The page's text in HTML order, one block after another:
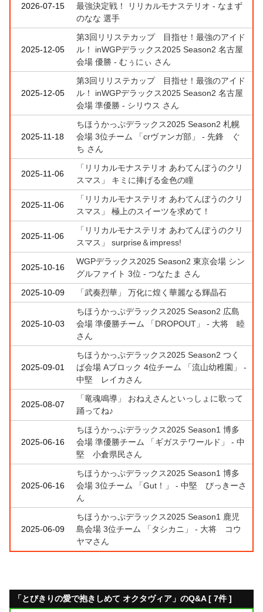
2026-07-15
最強決定戦！ リリカルモナステリオ - なまず
のなな 選手
2025-12-05
第3回リリステカップ 目指せ！最強のアイド
ル！ inWGPデラックス2025 Season2 名古屋
会場 優勝 - むぅにぃ さん
2025-12-05
第3回リリステカップ 目指せ！最強のアイド
ル！ inWGPデラックス2025 Season2 名古屋
会場 準優勝 - シリウス さん
2025-11-18
ちほうかっぷデラックス2025 Season2 札幌
会場 3位チーム 「crヴァンガ部」 - 先鋒 ぐ
ち さん
2025-11-06
「リリカルモナステリオ あわてんぼうのクリ
スマス」 キミに捧げる金色の瞳
2025-11-06
「リリカルモナステリオ あわてんぼうのクリ
スマス」 極上のスイーツを求めて！
2025-11-06
「リリカルモナステリオ あわてんぼうのクリ
スマス」 surprise＆impress!
2025-10-16
WGPデラックス2025 Season2 東京会場 シン
グルファイト 3位 - つなたま さん
2025-10-09
「武奏烈華」 万化に煌く華麗なる輝晶石
2025-10-03
ちほうかっぷデラックス2025 Season2 広島
会場 準優勝チーム 「DROPOUT」 - 大将 睦
さん
2025-09-01
ちほうかっぷデラックス2025 Season2 つく
ば会場 Aブロック 4位チーム 「流山幼稚園」 -
中堅 レイカさん
2025-08-07
「竜魂鳴導」 おねえさんといっしょに歌って
踊ってね♪
2025-06-16
ちほうかっぷデラックス2025 Season1 博多
会場 準優勝チーム 「ギガステワールド」 - 中
堅 小倉県民さん
2025-06-16
ちほうかっぷデラックス2025 Season1 博多
会場 3位チーム 「Gut！」 - 中堅 びっきーさ
ん
2025-06-09
ちほうかっぷデラックス2025 Season1 鹿児
島会場 3位チーム 「タシカニ」 - 大将 コウ
ヤマさん
「とびきりの愛で抱きしめて オクタヴィア」のQ&A [ 7件 ]